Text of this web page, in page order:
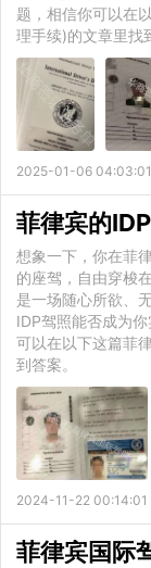
题，相信你可以在
理手续)的文章里找
2025-01-06 04:03:01
菲律宾的
想象一下，你在菲
的座驾，自由穿梭
是一场随心所欲、
IDP驾照能否成为
可以在以下这篇菲
到答案。
2024-11-22 00:14:01